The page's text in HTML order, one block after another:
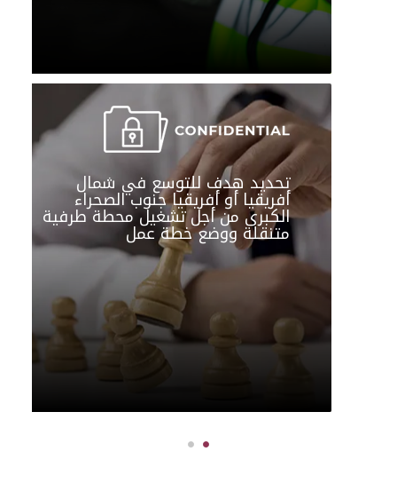
تحديد هدف للتوسع في شمال
أفريقيا أو أفريقيا جنوب الصحراء
الكبرى من أجل تشغيل محطة طرفية
متنقلة ووضع خطة عمل